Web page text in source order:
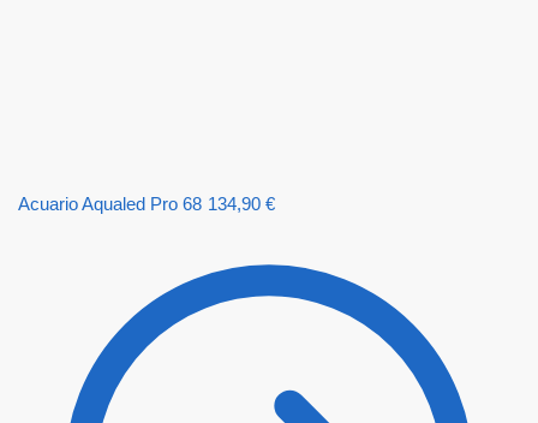
Acuario Aqualed Pro 68 134,90 €